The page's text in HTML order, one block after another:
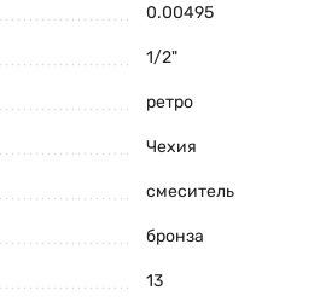
0.00495
1/2"
ретро
Чехия
смеситель
бронза
13